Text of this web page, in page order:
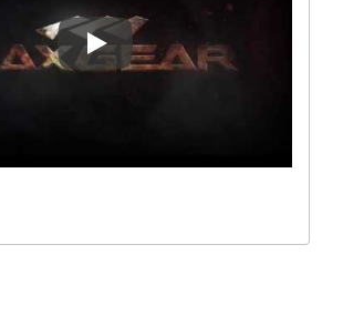
MAXGEAR®付きオクマ マカ